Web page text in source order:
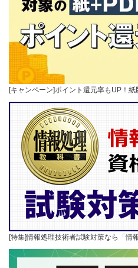
[キャンペーン]ポイント還元率もUP！
[特集]情報処理技術者試験対策なら「情